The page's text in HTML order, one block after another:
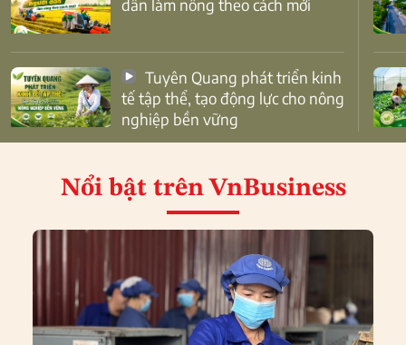
dân làm nông theo cách mới
tế tập thể, tạo động lực cho nông
nghiệp bền vững
Nổi bật trên VnBusiness